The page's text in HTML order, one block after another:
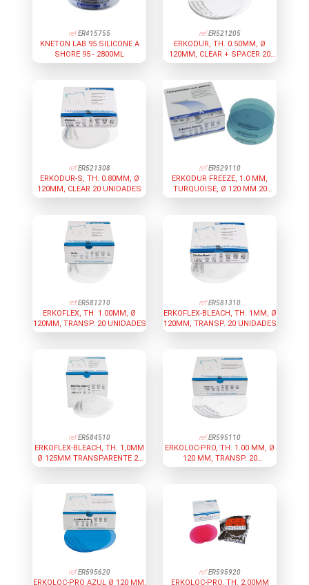
ref:ER415755
KNETON LAB 95 SILICONE A
SHORE 95 - 2800ML
ref:ER521205
ERKODUR, TH. 0.50MM, Ø
120MM, CLEAR + SPACER 20
UNIDADES
ref:ER521308
ERKODUR-S, TH. 0.80MM, Ø
120MM, CLEAR 20 UNIDADES
ref:ER529110
ERKODUR FREEZE, 1.0 MM,
TURQUOISE, Ø 120 MM 20
UNIDADES
ref:ER581210
ERKOFLEX, TH. 1.00MM, Ø
120MM, TRANSP. 20 UNIDADES
ref:ER581310
ERKOFLEX-BLEACH, TH. 1MM, Ø
120MM, TRANSP. 20 UNIDADES
ref:ER584510
ERKOFLEX-BLEACH, TH. 1,0MM
Ø 125MM TRANSPARENTE 20
UNIDADES
ref:ER595110
ERKOLOC-PRO, TH. 1.00 MM, Ø
120 MM, TRANSP. 20
UNIDADES
ref:ER595620
ERKOLOC-PRO AZUL Ø 120 MM,
ref:ER595920
ERKOLOC-PRO, TH. 2,00MM